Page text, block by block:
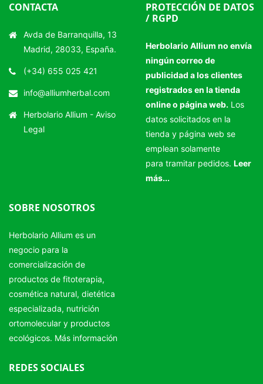
CONTACTA
Avda de Barranquilla, 13
Madrid, 28033, España.
(+34) 655 025 421
info@alliumherbal.com
Herbolario Allium - Aviso
Legal
PROTECCIÓN DE DATOS
/ RGPD
Herbolario Allium no envía
ningún correo de
publicidad a los clientes
registrados en la tienda
online o página web. Los
datos solicitados en la
tienda y página web se
emplean solamente
para tramitar pedidos. Leer
más...
SOBRE NOSOTROS
Herbolario Allium es un
negocio para la
comercialización de
productos de fitoterapia,
cosmética natural, dietética
especializada, nutrición
ortomolecular y productos
ecológicos. Más información
REDES SOCIALES